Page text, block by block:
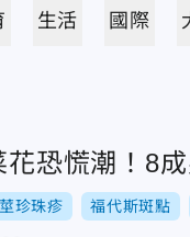
生活 國際
花恐慌潮！8
珍珠疹 福代斯斑點